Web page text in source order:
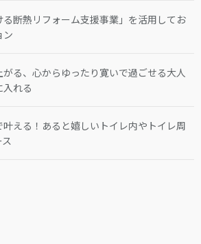
る断熱リフォーム支援事業」を活用してお
ン
る、心からゆったり寛いで過ごせる大人
れる
叶える！あると嬉しいトイレ内やトイレ周